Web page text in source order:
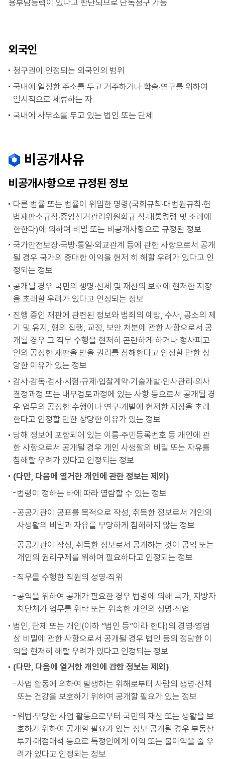
용부담능력이 있다고 판단되므로 단독청구 가능
외국인
청구권이 인정되는 외국인의 범위
국내에 일정한 주소를 두고 거주하거나 학술·연구를 위하여
일시적으로 체류하는 자
국내에 사무소를 두고 있는 법인 또는 단체
비공개사유
비공개사항으로 규정된 정보
다른 법률 또는 법률이 위임한 명령(국회규칙·대법원규칙·헌
법재판소규칙·중앙선거관리위원회규 칙·대통령령 및 조례에
한한다)에 의하여 비밀 또는 비공개사항으로 규정된 정보
국가안전보장·국방·통일·외교관계 등에 관한 사항으로서 공개
될 경우 국가의 중대한 이익을 현저 히 해할 우려가 있다고 인
정되는 정보
공개될 경우 국민의 생명·신체 및 재산의 보호에 현저한 지장
을 초래할 우려가 있다고 인정되는 정보
진행 중인 재판에 관련된 정보와 범죄의 예방, 수사, 공소의 제
기 및 유지, 형의 집행, 교정, 보안 처분에 관한 사항으로서 공
개될 경우 그 직무 수행을 현저히 곤란하게 하거나 형사피고
인의 공정한 재판을 받을 권리를 침해한다고 인정할 만한 상
당한 이유가 있는 정보
감사·감독·검사·시험·규제·입찰계약·기술개발·인사관리·의사
결정과정 또는 내부검토과정에 있는 사항 등으로서 공개될 경
우 업무의 공정한 수행이나 연구·개발에 현저한 지장을 초래
한다고 인정할 만한 상당한 이유가 있는 정보
당해 정보에 포함되어 있는 이름·주민등록번호 등 개인에 관
한 사항으로서 공개될 경우 개인 사생활의 비밀 또는 자유를
침해할 우려가 있다고 인정되는 정보
(다만, 다음에 열거한 개인에 관한 정보는 제외)
법령이 정하는 바에 따라 열람할 수 있는 정보
공공기관이 공표를 목적으로 작성, 취득한 정보로서 개인의
사생활의 비밀과 자유를 부당하게 침해하지 않는 정보
공공기관이 작성, 취득한 정보로서 공개하는 것이 공익 또는
개인의 권리구제를 위하여 필요하다고 인정되는 정보
직무를 수행한 직원의 성명·직위
공익을 위하여 공개가 필요한 경우 법령에 의해 국가, 지방자
치단체가 업무를 위탁 또는 위촉한 개인의 성명·직업
법인, 단체 또는 개인(이하 “법인 등”이라 한다)의 경영·영업
상 비밀에 관한 사항으로서 공개될 경우 법인 등의 정당한 이
익을 현저히 해할 우려가 있다고 인정되는 정보
(다만, 다음에 열거한 개인에 관한 정보는 제외)
사업 활동에 의하여 발생하는 위해로부터 사람의 생명·신체
또는 건강을 보호하기 위하여 공개할 필요가 있는 정보
위법·부당한 사업 활동으로부터 국민의 재산 또는 생활을 보
호하기 위하여 공개할 필요가 있는 정보 공개될 경우 부동산
투기·매점매석 등으로 특정인에게 이익 또는 불이익을 줄 우
려가 있다고 인정되는 정보